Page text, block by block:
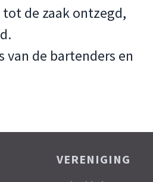
de zaak ontzegd,
de bartenders en
VERENIGING